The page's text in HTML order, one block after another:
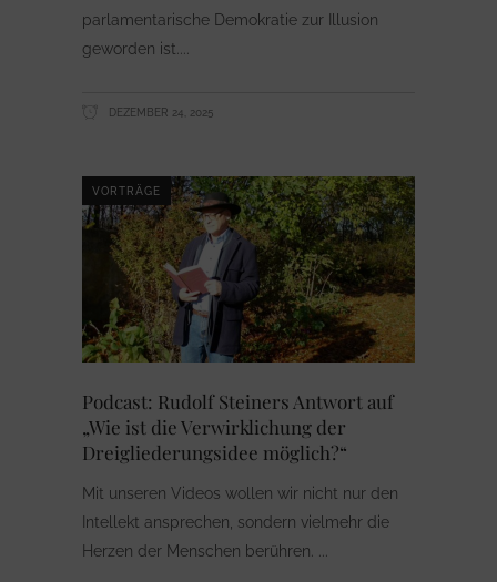
parlamentarische Demokratie zur Illusion
geworden ist.
DEZEMBER 24, 2025
VORTRÄGE
Podcast: Rudolf Steiners Antwort auf
„Wie ist die Verwirklichung der
Dreigliederungsidee möglich?“
Mit unseren Videos wollen wir nicht nur den
Intellekt ansprechen, sondern vielmehr die
Herzen der Menschen berühren.